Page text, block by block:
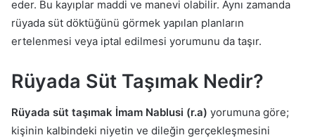
eder. Bu kayıplar maddi ve manevi olabilir. Aynı zamanda
rüyada süt döktüğünü görmek yapılan planların
ertelenmesi veya iptal edilmesi yorumunu da taşır.
Rüyada Süt Taşımak Nedir?
Rüyada süt taşımak İmam Nablusi (r.a) yorumuna göre;
kişinin kalbindeki niyetin ve dileğin gerçekleşmesini